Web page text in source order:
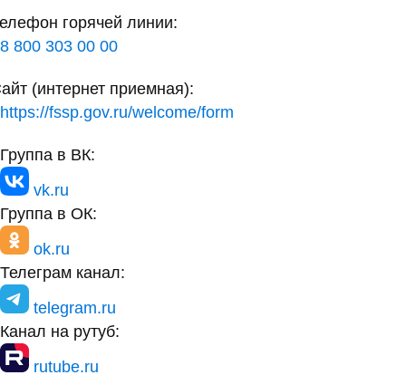
горячей линии:
8 800 303 00 00
(интернет приемная):
https://fssp.gov.ru/welcome/form
Группа в ВК:
vk.ru
Группа в ОК:
ok.ru
Телеграм канал:
telegram.ru
Канал на рутуб:
rutube.ru